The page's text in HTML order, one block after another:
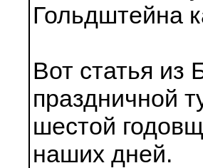
Гольдштейна
Вот статья из
праздничной
шестой
наших дней.